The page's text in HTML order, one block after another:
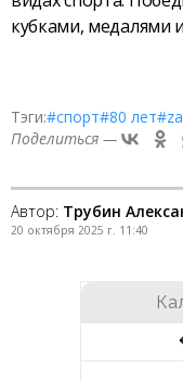
кубками, медалями
Тэги:#спорт#80 лет
Поделиться —
Автор: Трубин
20 октября 2025 г. 11:40